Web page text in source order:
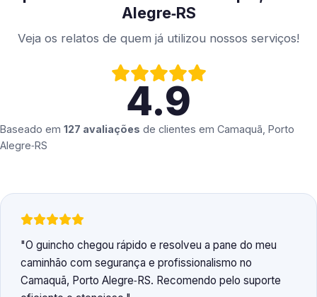
Alegre‑RS
Veja os relatos de quem já utilizou nossos serviços!
4.9
Baseado em 127 avaliações de clientes em Camaquã, Porto
Alegre‑RS
O guincho chegou rápido e resolveu a pane do meu
caminhão com segurança e profissionalismo no
Camaquã, Porto Alegre‑RS. Recomendo pelo suporte